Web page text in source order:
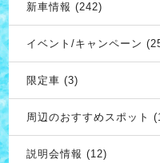
新車情報 (242)
イベント/キャンペーン
限定車 (3)
周辺のおすすめスポット
説明会情報 (12)